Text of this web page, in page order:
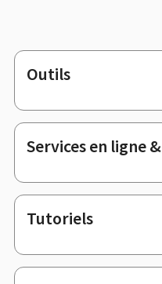
Pied
de
page
Outils
Services en ligne
Tutoriels